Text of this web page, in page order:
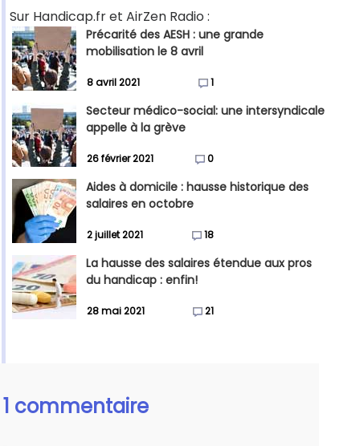
Sur Handicap.fr et AirZen Radio :
Précarité des AESH : une grande
mobilisation le 8 avril
8 avril 2021 1
Secteur médico-social: une intersyndicale
appelle à la grève
26 février 2021 0
Aides à domicile : hausse historique des
salaires en octobre
2 juillet 2021 18
La hausse des salaires étendue aux pros
du handicap : enfin!
28 mai 2021 21
1 commentaire